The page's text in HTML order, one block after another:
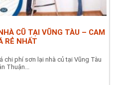
CŨ TẠI VŨNG TÀU – CAM
RẺ NHẤT
chi phí sơn lại nhà củ tại Vũng Tàu
Thuận...